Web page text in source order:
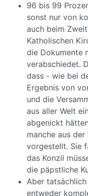
96 bis 99
sonst nur von
auch beim
Katholischen
die Dokumente
verabschiedet.
dass - wie bei
Ergebnis von
und die
aus aller Welt
abgenickt
manche aus
vorgestellt. Sie
das Konzil
die päpstliche
Aber
entweder